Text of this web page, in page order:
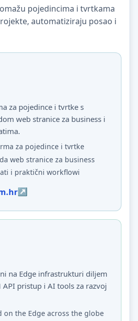
pojedincima i tvrtkama
automatiziraju posao i
za pojedince i tvrtke s
web stranice za business i
za pojedince i tvrtke
web stranice za business
i praktični workflowi
na Edge infrastrukturi diljem
API pristup i AI tools za razvoj
on the Edge across the globe